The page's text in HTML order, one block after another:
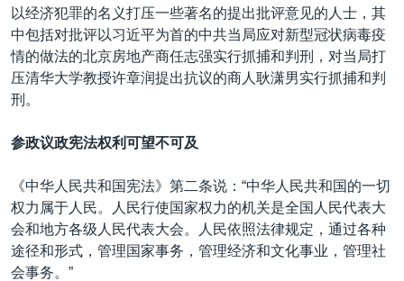
以经济犯罪的名义打压一些著名的提出批评意见的人士，其
中包括对批评以习近平为首的中共当局应对新型冠状病毒疫
情的做法的北京房地产商任志强实行抓捕和判刑，对当局打
压清华大学教授许章润提出抗议的商人耿潇男实行抓捕和判
刑。
参政议政宪法权利可望不可及
《中华人民共和国宪法》第二条说：“中华人民共和国的一切
权力属于人民。人民行使国家权力的机关是全国人民代表大
会和地方各级人民代表大会。人民依照法律规定，通过各种
途径和形式，管理国家事务，管理经济和文化事业，管理社
会事务。”